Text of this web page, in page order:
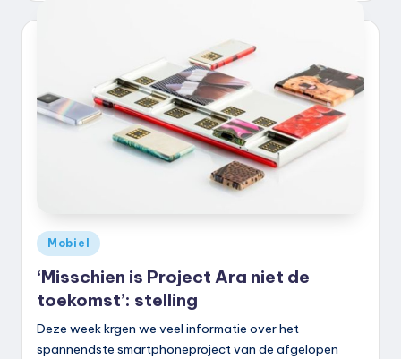
Geplaatst
in
Mobiel
‘Misschien is Project Ara niet de
toekomst’: stelling
Deze week krgen we veel informatie over het
spannendste smartphoneproject van de afgelopen